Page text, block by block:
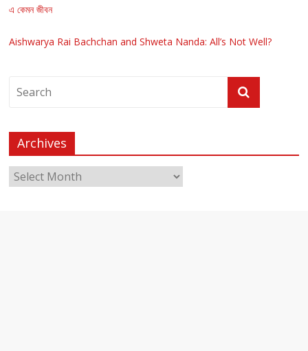
এ কেমন জীবন
Aishwarya Rai Bachchan and Shweta Nanda: All’s Not Well?
Archives